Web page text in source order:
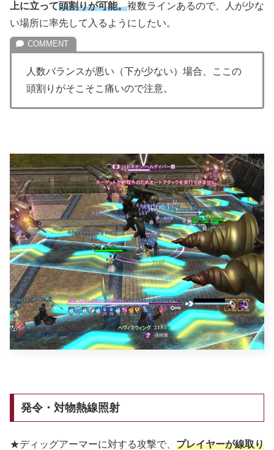
上に立って頭割りが可能。複数ラインあるので、人が少な
い場所に率先して入るようにしたい。
人数バランスが悪い（下が少ない）場合、ここの
頭割りがそこそこ痛いので注意。
発令・対物熱線照射
★ディッグアーマーに対する攻撃で、 プレイヤーが線取り